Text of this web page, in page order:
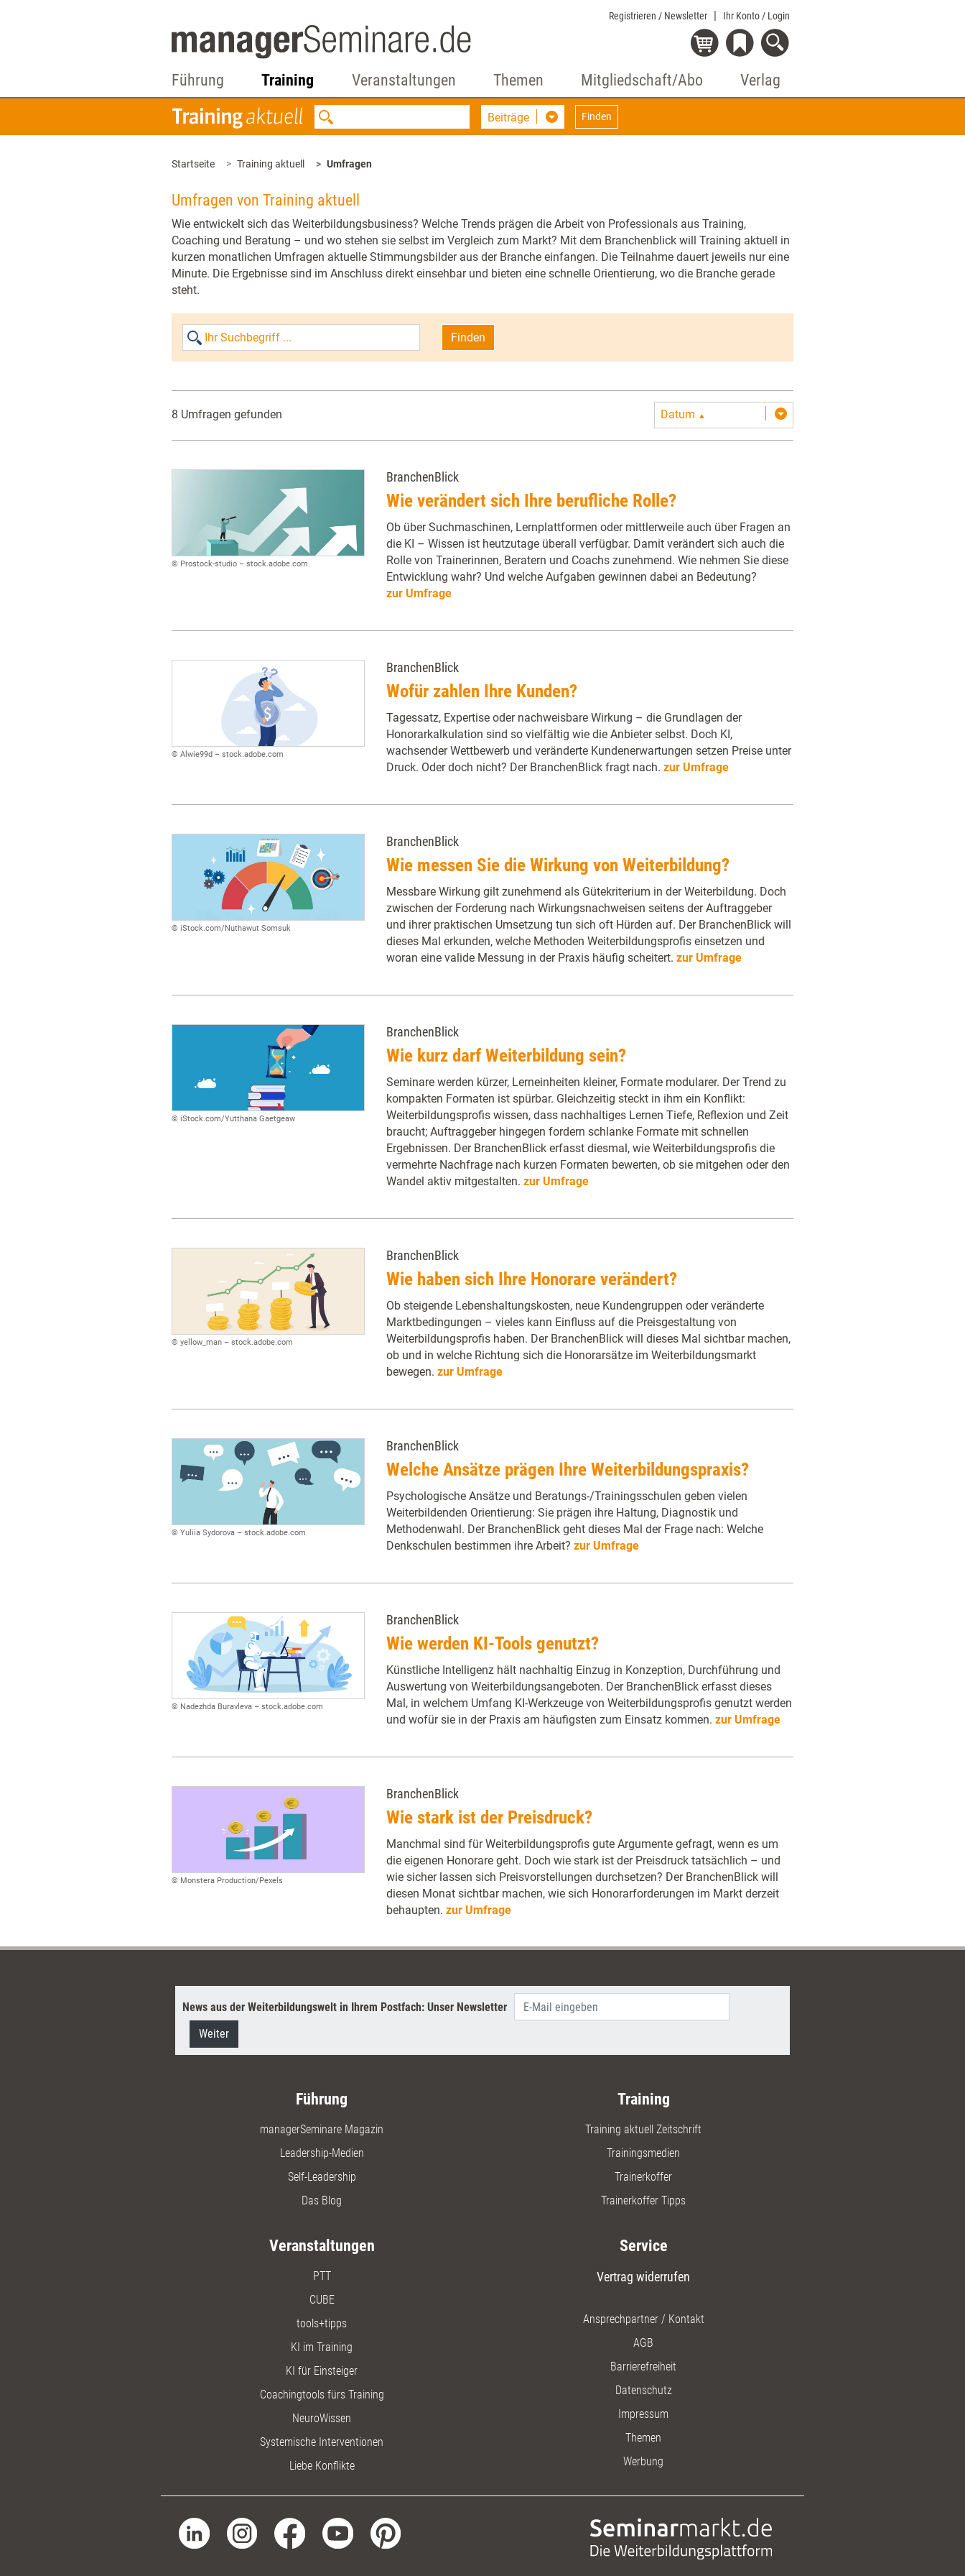
Registrieren / Newsletter Ihr Konto / Login
Führung Training Veranstaltungen Themen Mitgliedschaft/Abo Verlag
Beiträge Finden
Startseite Training aktuell Umfragen
Umfragen von Training aktuell
Wie entwickelt sich das Weiterbildungsbusiness? Welche Trends prägen die Arbeit von Professionals aus Training,
Coaching und Beratung – und wo stehen sie selbst im Vergleich zum Markt? Mit dem Branchenblick will Training aktuell in
kurzen monatlichen Umfragen aktuelle Stimmungsbilder aus der Branche einfangen. Die Teilnahme dauert jeweils nur eine
Minute. Die Ergebnisse sind im Anschluss direkt einsehbar und bieten eine schnelle Orientierung, wo die Branche gerade
steht.
Finden
8 Umfragen gefunden Datum ▲
© Prostock-studio – stock.adobe.com
BranchenBlick
Wie verändert sich Ihre berufliche Rolle?
Ob über Suchmaschinen, Lernplattformen oder mittlerweile auch über Fragen an
die KI – Wissen ist heutzutage überall verfügbar. Damit verändert sich auch die
Rolle von Trainerinnen, Beratern und Coachs zunehmend. Wie nehmen Sie diese
Entwicklung wahr? Und welche Aufgaben gewinnen dabei an Bedeutung?
zur Umfrage
© Alwie99d – stock.adobe.com
BranchenBlick
Wofür zahlen Ihre Kunden?
Tagessatz, Expertise oder nachweisbare Wirkung – die Grundlagen der
Honorarkalkulation sind so vielfältig wie die Anbieter selbst. Doch KI,
wachsender Wettbewerb und veränderte Kundenerwartungen setzen Preise unter
Druck. Oder doch nicht? Der BranchenBlick fragt nach. zur Umfrage
© iStock.com/Nuthawut Somsuk
BranchenBlick
Wie messen Sie die Wirkung von Weiterbildung?
Messbare Wirkung gilt zunehmend als Gütekriterium in der Weiterbildung. Doch
zwischen der Forderung nach Wirkungsnachweisen seitens der Auftraggeber
und ihrer praktischen Umsetzung tun sich oft Hürden auf. Der BranchenBlick will
dieses Mal erkunden, welche Methoden Weiterbildungsprofis einsetzen und
woran eine valide Messung in der Praxis häufig scheitert. zur Umfrage
© iStock.com/Yutthana Gaetgeaw
BranchenBlick
Wie kurz darf Weiterbildung sein?
Seminare werden kürzer, Lerneinheiten kleiner, Formate modularer. Der Trend zu
kompakten Formaten ist spürbar. Gleichzeitig steckt in ihm ein Konflikt:
Weiterbildungsprofis wissen, dass nachhaltiges Lernen Tiefe, Reflexion und Zeit
braucht; Auftraggeber hingegen fordern schlanke Formate mit schnellen
Ergebnissen. Der BranchenBlick erfasst diesmal, wie Weiterbildungsprofis die
vermehrte Nachfrage nach kurzen Formaten bewerten, ob sie mitgehen oder den
Wandel aktiv mitgestalten. zur Umfrage
© yellow_man – stock.adobe.com
BranchenBlick
Wie haben sich Ihre Honorare verändert?
Ob steigende Lebenshaltungskosten, neue Kundengruppen oder veränderte
Marktbedingungen – vieles kann Einfluss auf die Preisgestaltung von
Weiterbildungsprofis haben. Der BranchenBlick will dieses Mal sichtbar machen,
ob und in welche Richtung sich die Honorarsätze im Weiterbildungsmarkt
bewegen. zur Umfrage
© Yuliia Sydorova – stock.adobe.com
BranchenBlick
Welche Ansätze prägen Ihre Weiterbildungspraxis?
Psychologische Ansätze und Beratungs-/Trainingsschulen geben vielen
Weiterbildenden Orientierung: Sie prägen ihre Haltung, Diagnostik und
Methodenwahl. Der BranchenBlick geht dieses Mal der Frage nach: Welche
Denkschulen bestimmen ihre Arbeit? zur Umfrage
© Nadezhda Buravleva – stock.adobe.com
BranchenBlick
Wie werden KI-Tools genutzt?
Künstliche Intelligenz hält nachhaltig Einzug in Konzeption, Durchführung und
Auswertung von Weiterbildungsangeboten. Der BranchenBlick erfasst dieses
Mal, in welchem Umfang KI-Werkzeuge von Weiterbildungsprofis genutzt werden
und wofür sie in der Praxis am häufigsten zum Einsatz kommen. zur Umfrage
© Monstera Production/Pexels
BranchenBlick
Wie stark ist der Preisdruck?
Manchmal sind für Weiterbildungsprofis gute Argumente gefragt, wenn es um
die eigenen Honorare geht. Doch wie stark ist der Preisdruck tatsächlich – und
wie sicher lassen sich Preisvorstellungen durchsetzen? Der BranchenBlick will
diesen Monat sichtbar machen, wie sich Honorarforderungen im Markt derzeit
behaupten. zur Umfrage
News aus der Weiterbildungswelt in Ihrem Postfach: Unser Newsletter
Weiter
Führung
managerSeminare Magazin
Leadership-Medien
Self-Leadership
Das Blog
Training
Training aktuell Zeitschrift
Trainingsmedien
Trainerkoffer
Trainerkoffer Tipps
Veranstaltungen
PTT
CUBE
tools+tipps
KI im Training
KI für Einsteiger
Coachingtools fürs Training
NeuroWissen
Systemische Interventionen
Liebe Konflikte
Service
Vertrag widerrufen
Ansprechpartner / Kontakt
AGB
Barrierefreiheit
Datenschutz
Impressum
Themen
Werbung